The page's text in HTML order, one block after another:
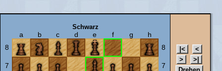
Schwarz
a b c d e f g
h
8
8
7 7